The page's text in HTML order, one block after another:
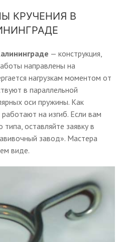
КРУЧЕНИЯ В
— конструкция,
направлены на
нагрузкам моментом от
в параллельной
оси пружины. Как
на изгиб. Если вам
оставляйте заявку в
завод». Мастера
виде.